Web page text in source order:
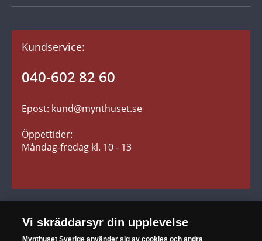
Gåvotips
Kundavtal och villkor
Betalning
Fraktkostnader
Reklamation
Retur
Kundservice:
040-602 82 60
Epost: kund@mynthuset.se
Öppettider:
Måndag-fredag kl. 10 - 13
Vi skräddarsyr din upplevelse
Mynthuset Sverige använder sig av cookies och andra